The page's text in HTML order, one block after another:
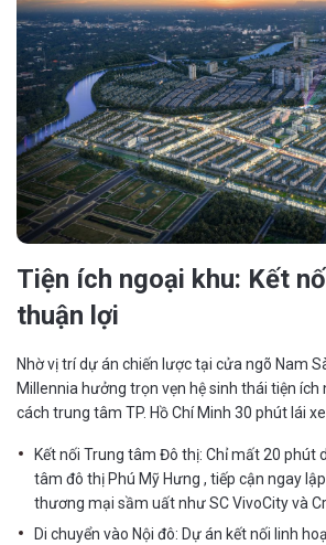
Tiện ích ngoại khu: Kết
thuận lợi
Nhờ vị trí dự án chiến lược tại cửa ngõ Nam
Millennia hưởng trọn vẹn hệ sinh thái tiện ích
cách trung tâm TP. Hồ Chí Minh 30 phút lái
Kết nối Trung tâm Đô thị: Chỉ mất 20 phút
tâm đô thị Phú Mỹ Hưng , tiếp cận ngay
thương mại sầm uất như SC VivoCity và
Di chuyển vào Nội đô: Dự án kết nối linh